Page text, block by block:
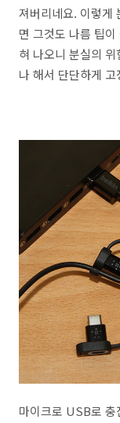
져버리네요. 이렇게
면 그것도 나름 팁
혀 나오니 분실의
나 해서 단단하게
마이크로 USB로 충